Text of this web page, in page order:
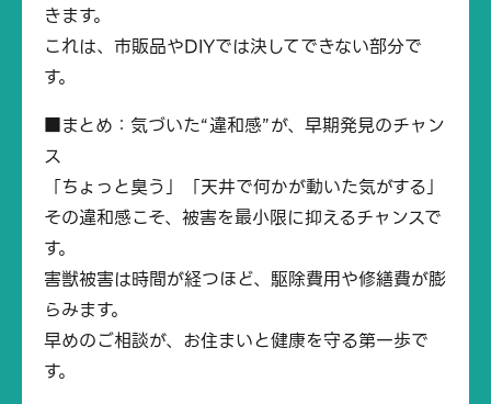
きます。
これは、市販品やDIYでは決してできない部分で
す。
■まとめ：気づいた“違和感”が、早期発見のチャン
ス
「ちょっと臭う」「天井で何かが動いた気がする」
その違和感こそ、被害を最小限に抑えるチャンスで
す。
害獣被害は時間が経つほど、駆除費用や修繕費が膨
らみます。
早めのご相談が、お住まいと健康を守る第一歩で
す。